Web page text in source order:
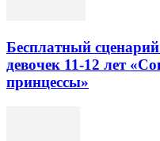
Бесплатный
девочек 11-12 лет
принцессы»